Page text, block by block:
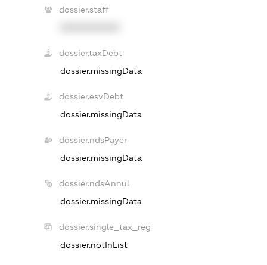
dossier.staff
dossier.taxDebt
dossier.missingData
dossier.esvDebt
dossier.missingData
dossier.ndsPayer
dossier.missingData
dossier.ndsAnnul
dossier.missingData
dossier.single_tax_reg
dossier.notInList